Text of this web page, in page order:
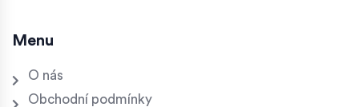
Menu
O nás
Obchodní podmínky